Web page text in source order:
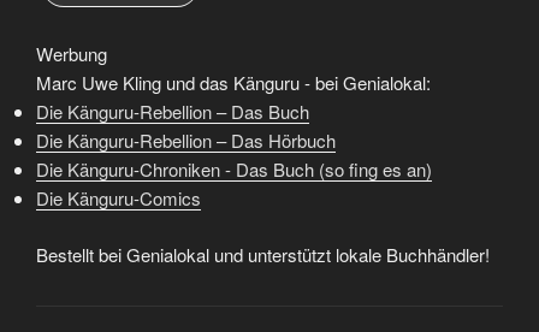
Werbung
Marc Uwe Kling und das Känguru - bei Genialokal:
Die Känguru-Rebellion – Das Buch
Die Känguru-Rebellion – Das Hörbuch
Die Känguru-Chroniken - Das Buch (so fing es an)
Die Känguru-Comics
Bestellt bei Genialokal und unterstützt lokale Buchhändler!